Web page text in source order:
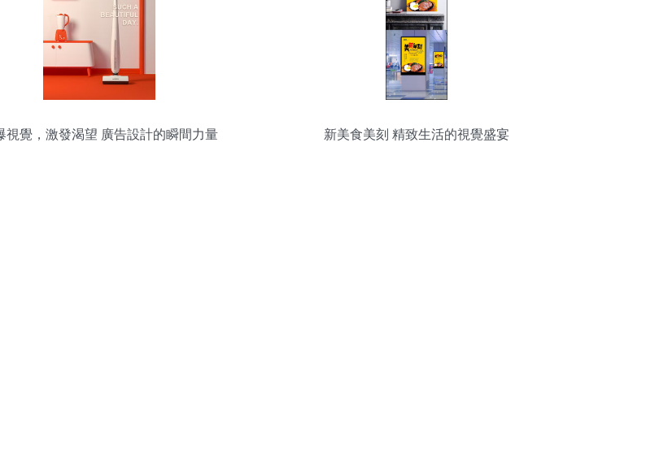
視覺，激發渴望 廣告設計的瞬間力量 新美食美刻 精致生活的視覺盛宴